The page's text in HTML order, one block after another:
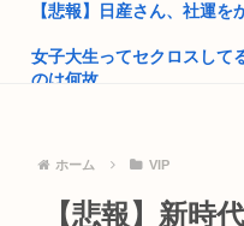
ス…...
熊本地震避難所で高市早苗
普通の日本人「アレ..?ま
【悲報】日産さん、社運
女子大生ってセクロスして
のは何故...
最近の警察って簡単に鉄砲
ホーム VIP
【悲報】新時